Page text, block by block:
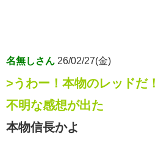
名無しさん 26/02/27(金)
>うわー！本物のレッドだ
不明な感想が出た
本物信長かよ